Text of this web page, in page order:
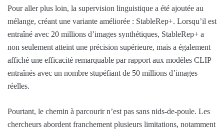
Pour aller plus loin, la supervision linguistique a été ajoutée au
mélange, créant une variante améliorée : StableRep+. Lorsqu’il est
entraîné avec 20 millions d’images synthétiques, StableRep+ a
non seulement atteint une précision supérieure, mais a également
affiché une efficacité remarquable par rapport aux modèles CLIP
entraînés avec un nombre stupéfiant de 50 millions d’images
réelles.
Pourtant, le chemin à parcourir n’est pas sans nids-de-poule. Les
chercheurs abordent franchement plusieurs limitations, notamment